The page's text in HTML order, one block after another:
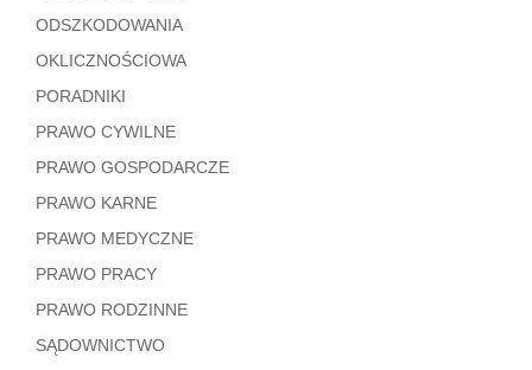
ODSZKODOWANIA
OKLICZNOŚCIOWA
PORADNIKI
PRAWO CYWILNE
PRAWO GOSPODARCZE
PRAWO KARNE
PRAWO MEDYCZNE
PRAWO PRACY
PRAWO RODZINNE
SĄDOWNICTWO